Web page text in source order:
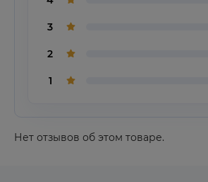
3
2
1
Нет отзывов об этом товаре.